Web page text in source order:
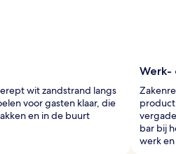
wit zandstrand langs
voor gasten klaar, die
en in de buurt
Werk-
bar bij
werk